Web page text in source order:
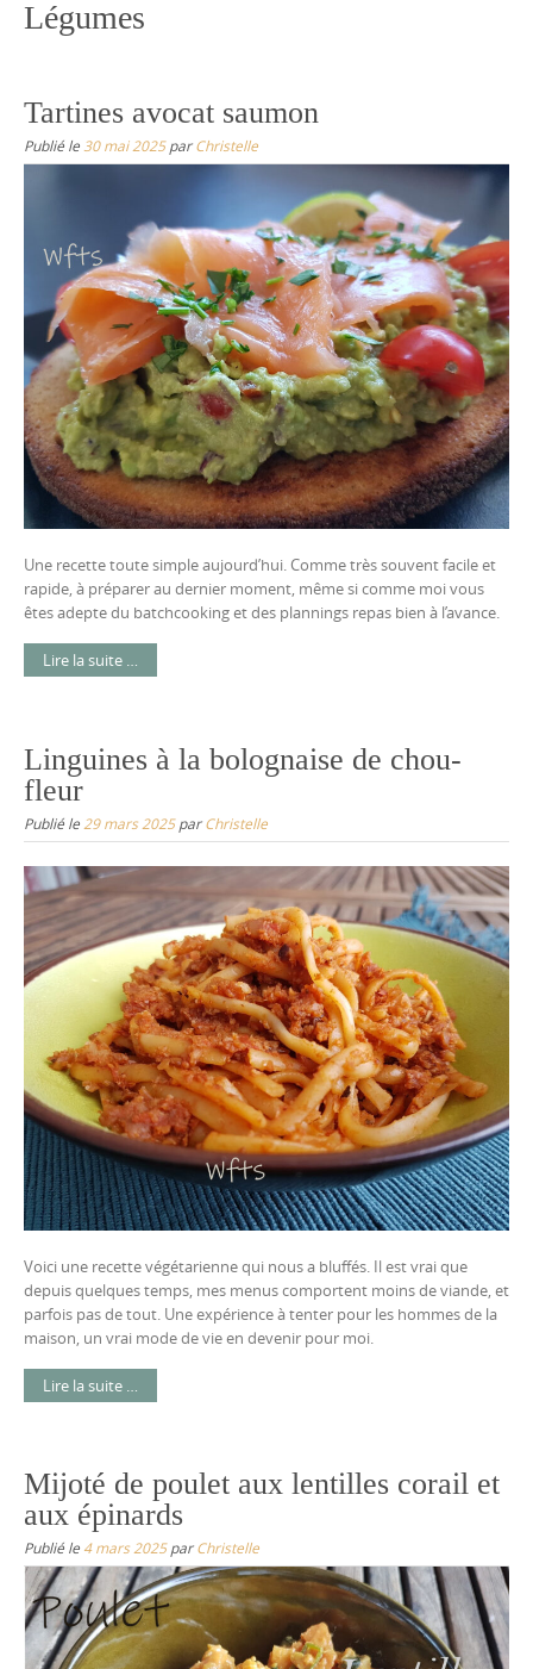
Légumes
Tartines avocat saumon
Publié le30 mai 2025parChristelle
Une recette toute simple aujourd’hui. Comme très souvent facile et
rapide, à préparer au dernier moment, même si comme moi vous
êtes adepte du batchcooking et des plannings repas bien à l’avance.
Lire la suite …
Linguines à la bolognaise de chou-
fleur
Publié le 29 mars 2025parChristelle
Voici une recette végétarienne qui nous a bluffés. Il est vrai que
depuis quelques temps, mes menus comportent moins de viande, et
parfois pas de tout. Une expérience à tenter pour les hommes de la
maison, un vrai mode de vie en devenir pour moi.
Lire la suite …
Mijoté de poulet aux lentilles corail et
aux épinards
Publié le 4 mars 2025parChristelle